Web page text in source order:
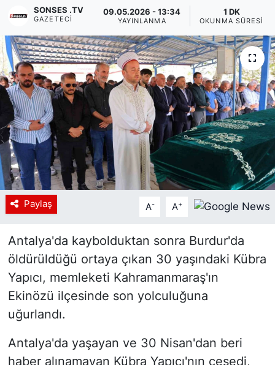
SONSES .TV
GAZETECI
09.05.2026 - 13:34
YAYINLANMA
1 DK
OKUNMA SÜRESI
Paylaş A- A+
Antalya'da kaybolduktan sonra Burdur'da
öldürüldüğü ortaya çıkan 30 yaşındaki Kübra
Yapıcı, memleketi Kahramanmaraş'ın
Ekinözü ilçesinde son yolculuğuna
uğurlandı.
Antalya'da yaşayan ve 30 Nisan'dan beri
haber alınamayan Kübra Yapıcı'nın cesedi,
SAĞLIK
Siyaset
YEREL HABER
Haberde insan
Tanıtım
Haber Arşivi